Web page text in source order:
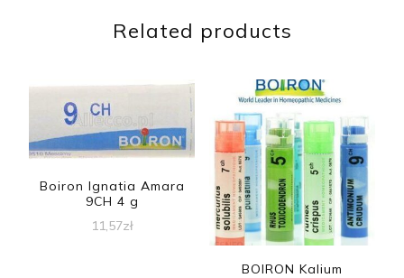
Related products
Boiron Ignatia Amara
9CH 4 g
11,57zł
BOIRON Kalium